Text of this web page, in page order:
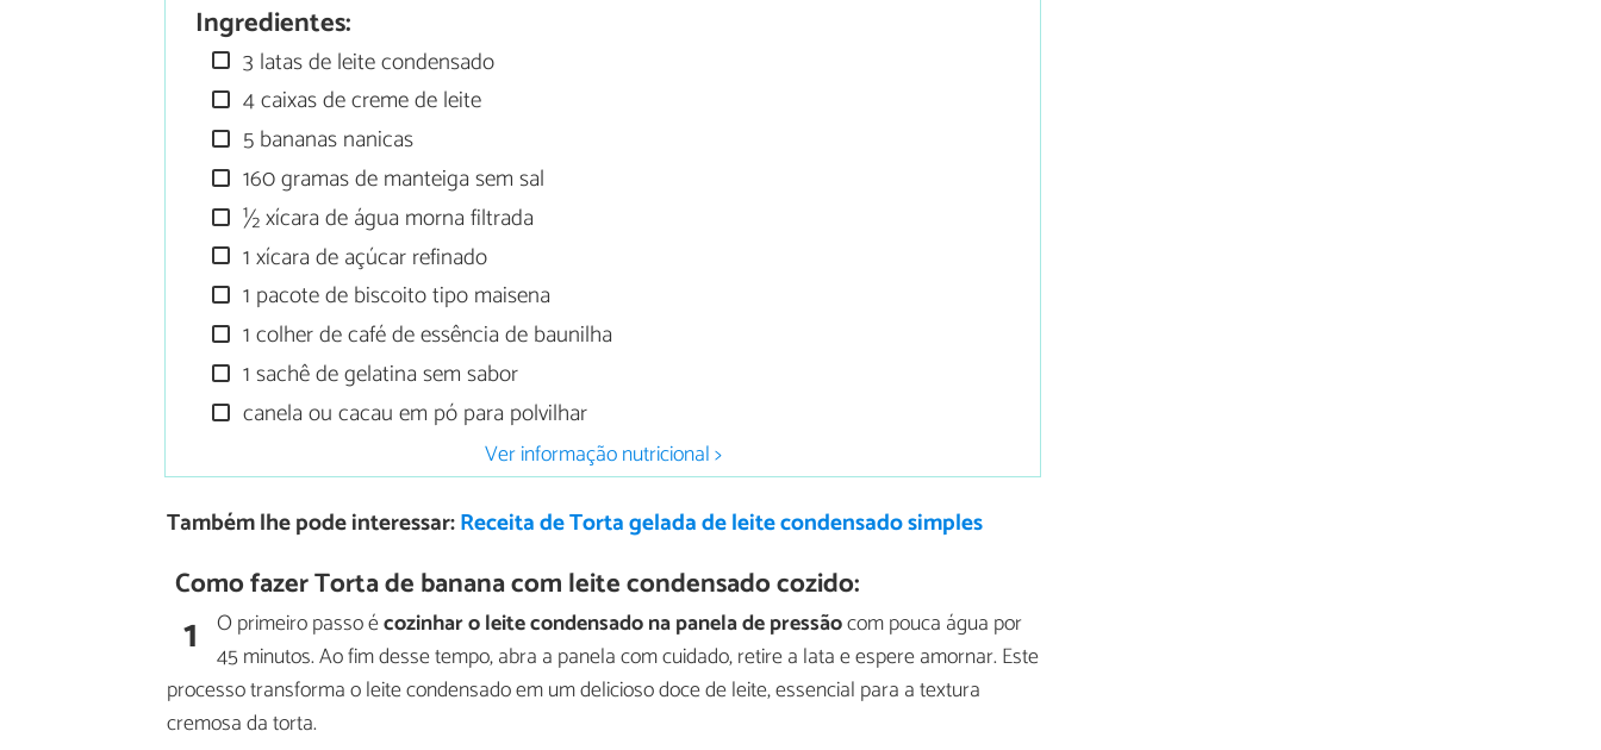
Ingredientes:
3 latas de leite condensado
4 caixas de creme de leite
5 bananas nanicas
160 gramas de manteiga sem sal
½ xícara de água morna filtrada
1 xícara de açúcar refinado
1 pacote de biscoito tipo maisena
1 colher de café de essência de baunilha
1 sachê de gelatina sem sabor
canela ou cacau em pó para polvilhar
Ver informação nutricional >
Também lhe pode interessar:Receita de Torta gelada de leite condensado simples
Como fazer Torta de banana com leite condensado cozido:
1 O primeiro passo écozinhar o leite condensado na panela de pressãocom pouca água por
45 minutos. Ao fim desse tempo, abra a panela com cuidado, retire a lata e espere amornar. Este
processo transforma o leite condensado em um delicioso doce de leite, essencial para a textura
cremosa da torta.